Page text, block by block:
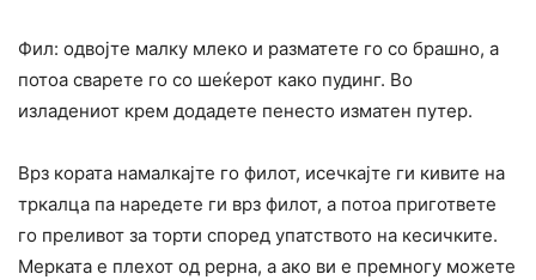
Фил: одвојте малку млеко и разматете го со брашно, а
потоа сварете го со шеќерот како пудинг. Во
изладениот крем додадете пенесто изматен путер.
Врз кората намалкајте го филот, исечкајте ги кивите на
тркалца па наредете ги врз филот, а потоа пригответе
го преливот за торти според упатството на кесичките.
Мерката е плехот од рерна, а ако ви е премногу можете